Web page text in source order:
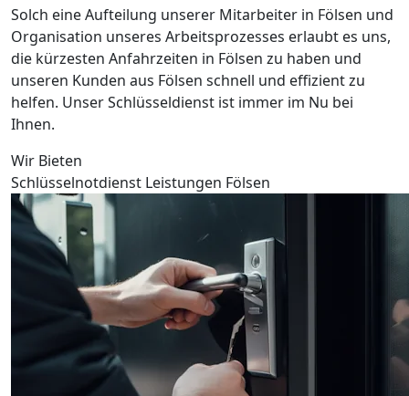
Solch eine Aufteilung unserer Mitarbeiter in Fölsen und
Organisation unseres Arbeitsprozesses erlaubt es uns,
die kürzesten Anfahrzeiten in Fölsen zu haben und
unseren Kunden aus Fölsen schnell und effizient zu
helfen. Unser Schlüsseldienst ist immer im Nu bei
Ihnen.
Wir Bieten
Schlüsselnotdienst Leistungen Fölsen